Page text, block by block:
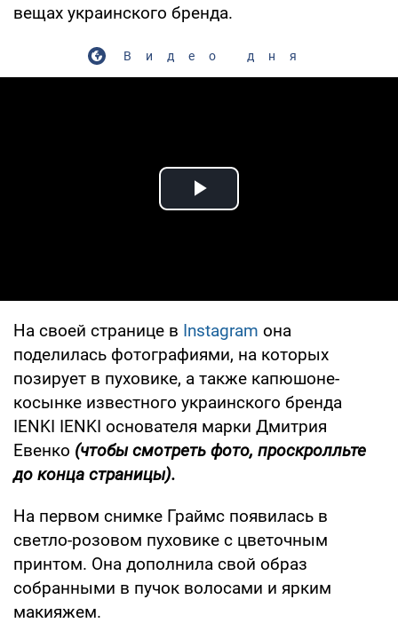
вещах украинского бренда.
Видео дня
Play Video
На своей странице в Instagram она
поделилась фотографиями, на которых
позирует в пуховике, а также капюшоне-
косынке известного украинского бренда
IENKI IENKI основателя марки Дмитрия
Евенко (чтобы смотреть фото, проскролльте
до конца страницы).
На первом снимке Граймс появилась в
светло-розовом пуховике с цветочным
принтом. Она дополнила свой образ
собранными в пучок волосами и ярким
макияжем.